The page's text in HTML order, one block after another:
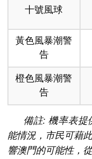
十號風球
黃色風暴潮警
告
橙色風暴潮警
告
備註: 機率表提
能情況，市民可藉
響澳門的可能性，